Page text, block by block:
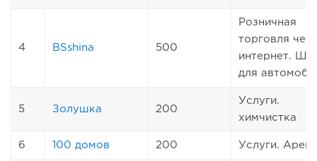
4 BSshina 500
Розничная
торговля
интернет.
для
5 Золушка 200
Услуги.
химчистка
6 100 домов 200 Услуги.